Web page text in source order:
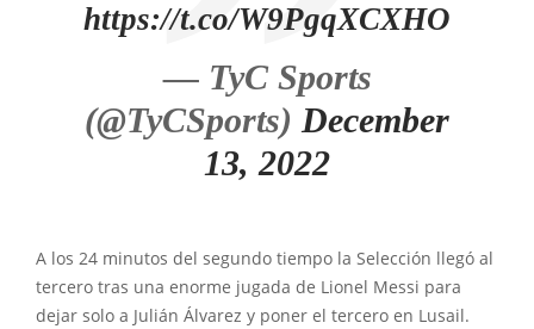
https://t.co/W9PgqXCXHO
— TyC Sports
(@TyCSports) December
13, 2022
A los 24 minutos del segundo tiempo la Selección llegó al
tercero tras una enorme jugada de Lionel Messi para
dejar solo a Julián Álvarez y poner el tercero en Lusail.